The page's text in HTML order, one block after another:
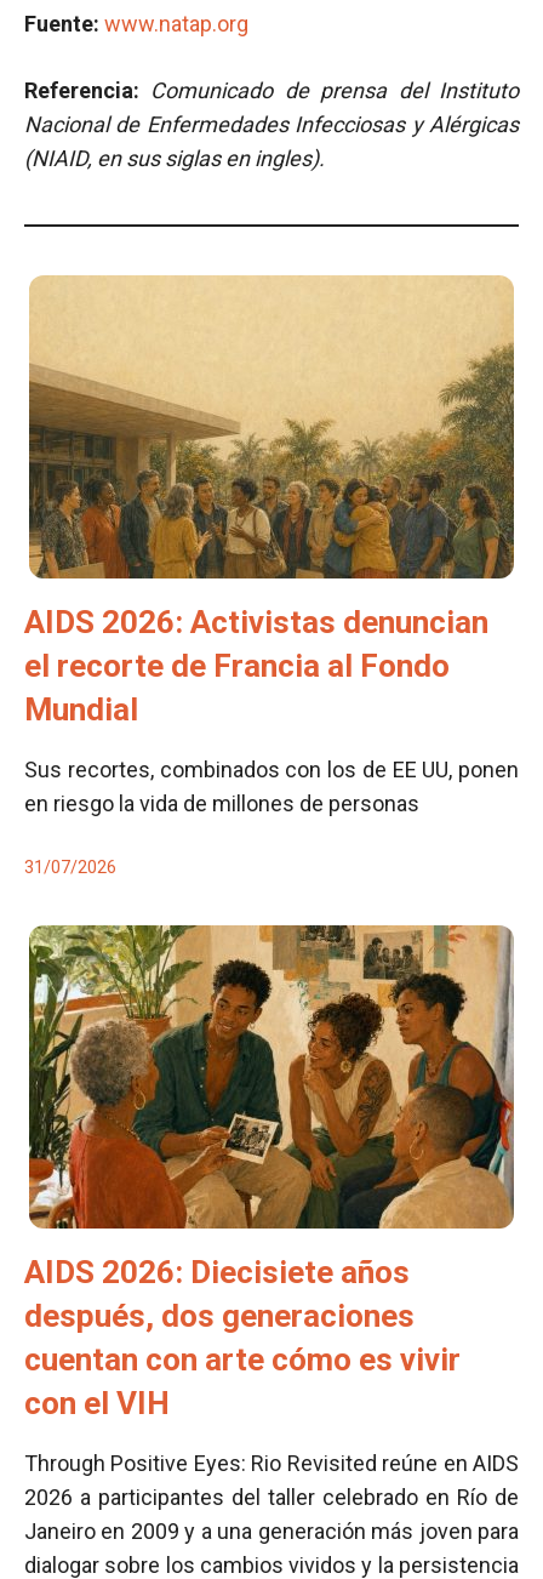
Fuente: www.natap.org
Referencia: Comunicado de prensa del Instituto
Nacional de Enfermedades Infecciosas y Alérgicas
(NIAID, en sus siglas en ingles).
AIDS 2026: Activistas denuncian
el recorte de Francia al Fondo
Mundial
Sus recortes, combinados con los de EE UU, ponen
en riesgo la vida de millones de personas
31/07/2026
AIDS 2026: Diecisiete años
después, dos generaciones
cuentan con arte cómo es vivir
con el VIH
Through Positive Eyes: Rio Revisited reúne en AIDS
2026 a participantes del taller celebrado en Río de
Janeiro en 2009 y a una generación más joven para
dialogar sobre los cambios vividos y la persistencia